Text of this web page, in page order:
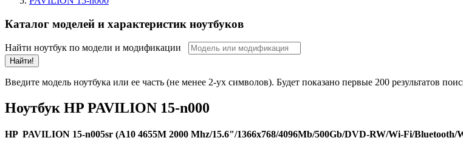
Каталог моделей и характеристик ноутбуков
Найти ноутбук по модели и модификации
Найти!
Введите модель ноутбука или ее часть (не менее 2-ух символов). Будет показано первые 200 результатов
Ноутбук HP PAVILION 15-n000
HP PAVILION 15-n005sr (A10 4655M 2000 Mhz/15.6"/1366x768/4096Mb/500Gb/DVD-RW/Wi-Fi/Bluetooth/